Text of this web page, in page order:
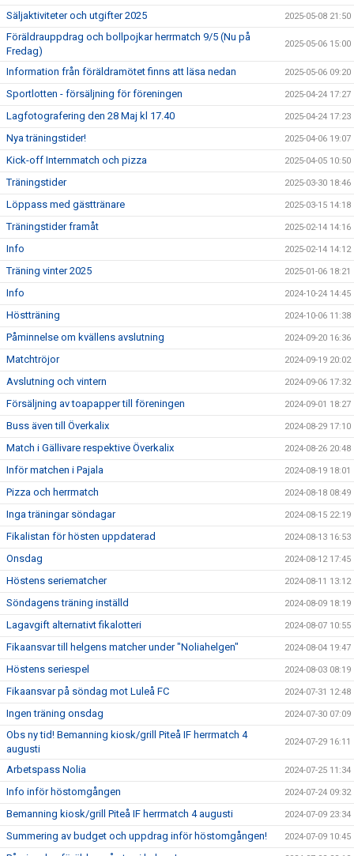
Säljaktiviteter och utgifter 2025 2025-05-08 21:50
Föräldrauppdrag och bollpojkar herrmatch 9/5 (Nu på
Fredag)
2025-05-06 15:00
Information från föräldramötet finns att läsa nedan 2025-05-06 09:20
Sportlotten - försäljning för föreningen 2025-04-24 17:27
Lagfotografering den 28 Maj kl 17.40 2025-04-24 17:23
Nya träningstider! 2025-04-06 19:07
Kick-off Internmatch och pizza 2025-04-05 10:50
Träningstider 2025-03-30 18:46
Löppass med gästtränare 2025-03-15 14:18
Träningstider framåt 2025-02-14 14:16
Info 2025-02-14 14:12
Träning vinter 2025 2025-01-06 18:21
Info 2024-10-24 14:45
Höstträning 2024-10-06 11:38
Påminnelse om kvällens avslutning 2024-09-20 16:36
Matchtröjor 2024-09-19 20:02
Avslutning och vintern 2024-09-06 17:32
Försäljning av toapapper till föreningen 2024-09-01 18:27
Buss även till Överkalix 2024-08-29 17:10
Match i Gällivare respektive Överkalix 2024-08-26 20:48
Inför matchen i Pajala 2024-08-19 18:01
Pizza och herrmatch 2024-08-18 08:49
Inga träningar söndagar 2024-08-15 22:19
Fikalistan för hösten uppdaterad 2024-08-13 16:53
Onsdag 2024-08-12 17:45
Höstens seriematcher 2024-08-11 13:12
Söndagens träning inställd 2024-08-09 18:19
Lagavgift alternativt fikalotteri 2024-08-07 10:55
Fikaansvar till helgens matcher under "Noliahelgen" 2024-08-04 19:47
Höstens seriespel 2024-08-03 08:19
Fikaansvar på söndag mot Luleå FC 2024-07-31 12:48
Ingen träning onsdag 2024-07-30 07:09
Obs ny tid! Bemanning kiosk/grill Piteå IF herrmatch 4
augusti
2024-07-29 16:11
Arbetspass Nolia 2024-07-25 11:34
Info inför höstomgången 2024-07-24 09:32
Bemanning kiosk/grill Piteå IF herrmatch 4 augusti 2024-07-09 23:34
Summering av budget och uppdrag inför höstomgången! 2024-07-09 10:45